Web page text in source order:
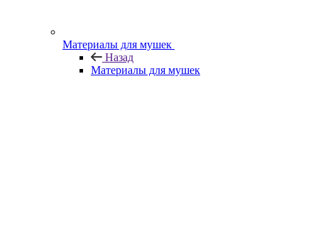
Материалы для мушек
Назад
Материалы для мушек